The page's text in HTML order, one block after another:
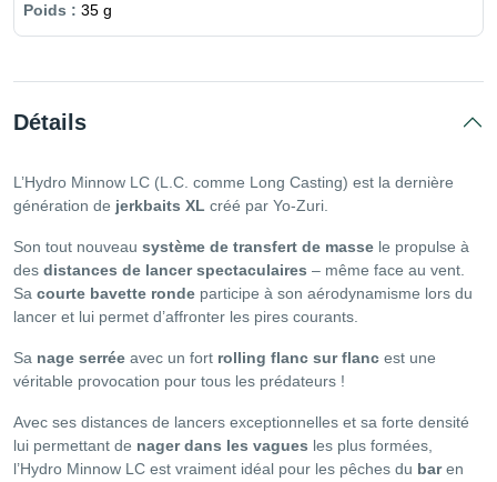
35 g
Détails
L’Hydro Minnow LC (L.C. comme Long Casting) est la dernière
génération de jerkbaits XL créé par Yo-Zuri.
Son tout nouveau système de transfert de masse le propulse à
des distances de lancer spectaculaires – même face au vent.
Sa courte bavette ronde participe à son aérodynamisme lors du
lancer et lui permet d’affronter les pires courants.
Sa nage serrée avec un fort rolling flanc sur flanc est une
véritable provocation pour tous les prédateurs !
Avec ses distances de lancers exceptionnelles et sa forte densité
lui permettant de nager dans les vagues les plus formées,
l’Hydro Minnow LC est vraiment idéal pour les pêches du baren